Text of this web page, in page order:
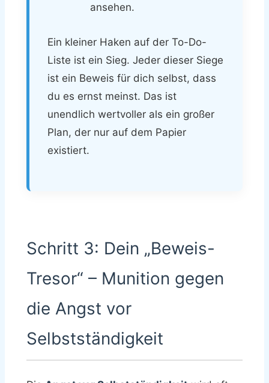
ansehen.
Ein kleiner Haken auf der To-Do-
Liste ist ein Sieg. Jeder dieser Siege
ist ein Beweis für dich selbst, dass
du es ernst meinst. Das ist
unendlich wertvoller als ein großer
Plan, der nur auf dem Papier
existiert.
Schritt 3: Dein „Beweis-
Tresor“ – Munition gegen
die Angst vor
Selbstständigkeit